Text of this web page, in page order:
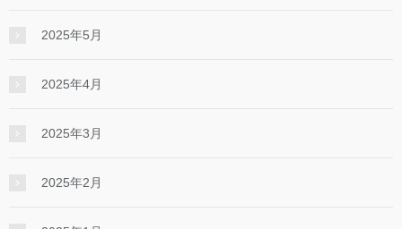
2025年5月
2025年4月
2025年3月
2025年2月